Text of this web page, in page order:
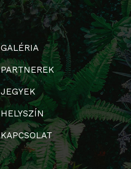
GALÉRIA
PARTNEREK
JEGYEK
HELYSZÍN
KAPCSOLAT